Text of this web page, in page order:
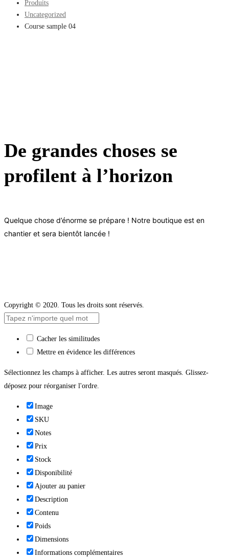
Produits
Uncategorized
Course sample 04
De grandes choses se
profilent à l’horizon
Quelque chose d’énorme se prépare ! Notre boutique est en
chantier et sera bientôt lancée !
Copyright © 2020. Tous les droits sont réservés.
Cacher les similitudes
Mettre en évidence les différences
Sélectionnez les champs à afficher. Les autres seront masqués. Glissez-
déposez pour réorganiser l'ordre.
Image
SKU
Notes
Prix
Stock
Disponibilité
Ajouter au panier
Description
Contenu
Poids
Dimensions
Informations complémentaires